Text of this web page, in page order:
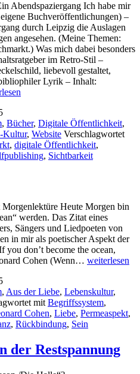
Abendspaziergang Ich habe mir
Buchveröffentlichungen) –
durch Leipzig die Auslagen
angesehen. (Meine Themen:
Was mich dabei besonders
im Retro-Stil –
liebevoll gestaltet,
Lyrik – Inhalt:
, Bücher, Digitale Öffentlichkeit,
Kultur, Website Verschlagwortet
, digitale Öffentlichkeit,
, Sichtbarkeit
Heute Morgen bin
werden. Das Zitat eines
Sängers und Liedpoeten von
in mir als poetischer Aspekt der
you don’t become the ocean,
Cohen (Wenn… Werde
weiterlesen
, Aus der Liebe, Lebenskultur,
mit Begriffssystem,
Cohen, Liebe, Permeaspekt,
, Rückbindung, Sein
der Restspannung